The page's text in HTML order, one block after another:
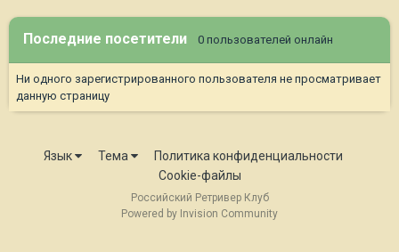
Последние посетители 0 пользователей онлайн
Ни одного зарегистрированного пользователя не просматривает
данную страницу
Язык Тема
Политика конфиденциальности
Cookie-файлы
Российский Ретривер Клуб
Powered by Invision Community